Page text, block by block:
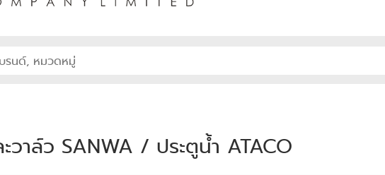
วาล์ว SANWA / ประตูน้ำ ATACO